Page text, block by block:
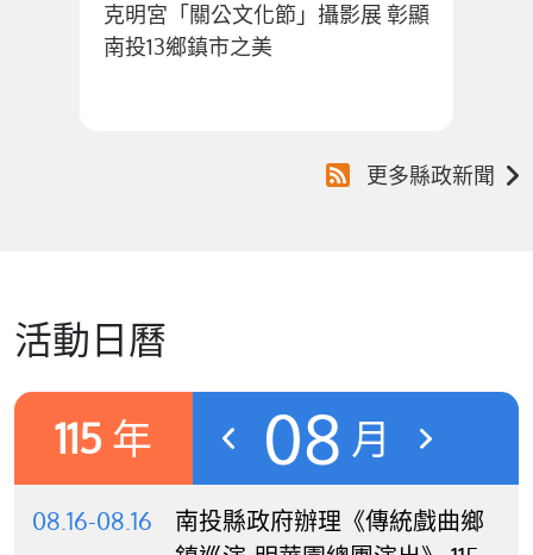
克明宮「關公文化節」攝影展 彰顯
南投13鄉鎮市之美
更多縣政新聞
活動日曆
115 年 08 月
08.16-08.16
南投縣政府辦理《傳統戲曲鄉